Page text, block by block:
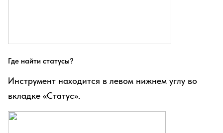
Где найти статусы?
Инструмент находится в левом нижнем углу во
вкладке «Статус».